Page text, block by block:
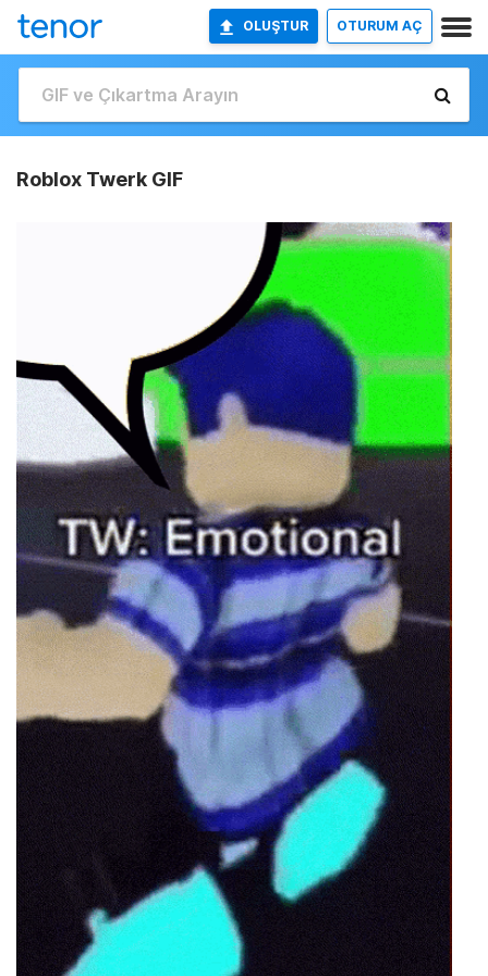
OLUŞTUR OTURUM AÇ
Roblox Twerk GIF